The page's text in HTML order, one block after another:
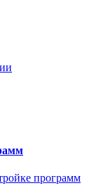
программ